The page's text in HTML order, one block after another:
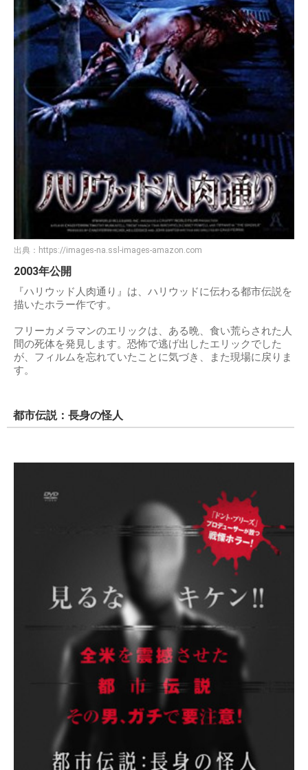
出典： https://images-na.ssl-images-amazon.com
2003年公開
『ハリウッド人肉通り』は、ハリウッドに伝わる都市伝説を
描いたホラー作です。
フリーカメラマンのエリックは、ある晩、食い荒らされた人
間の死体を発見します。恐怖で逃げ出したエリックでした
が、フィルムを忘れていたことに気づき、また現場に戻りま
す。
都市伝説：長身の怪人